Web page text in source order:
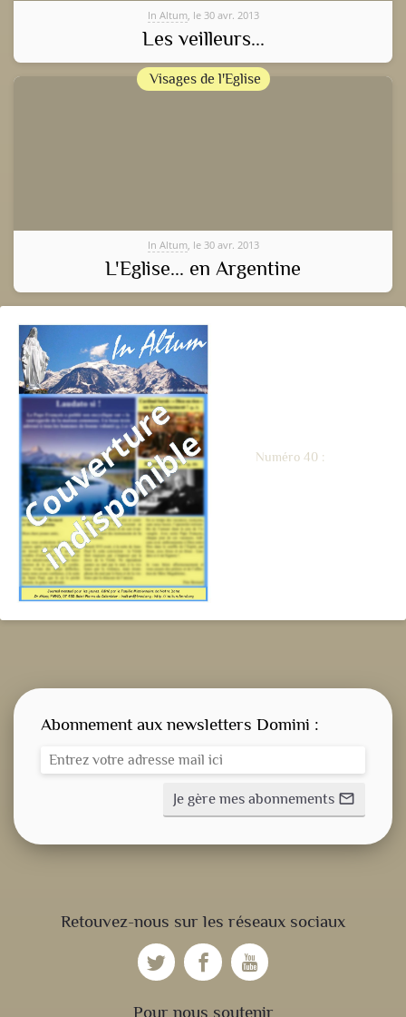
In Altum, le 30 avr. 2013
Les veilleurs...
Visages de l'Eglise
In Altum, le 30 avr. 2013
L'Eglise... en Argentine
Numéro 40 :
Retouvez-nous sur les réseaux sociaux
Pour nous soutenir
Abonnement aux newsletters Domini :
Je gère mes abonnements mail_outline